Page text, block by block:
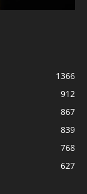
1366
912
867
839
768
627